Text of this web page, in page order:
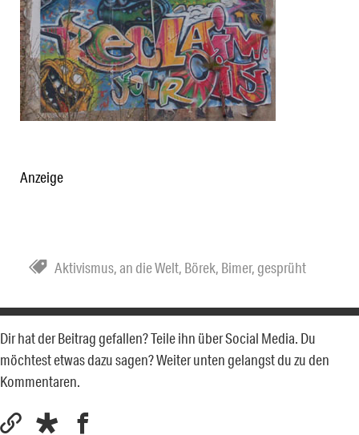
Anzeige
Aktivismus,an die Welt, Börek, Bimer, gesprüht
Dir hat der Beitrag gefallen? Teile ihn über Social Media. Du
möchtest etwas dazu sagen? Weiter unten gelangst du zu den
Kommentaren.